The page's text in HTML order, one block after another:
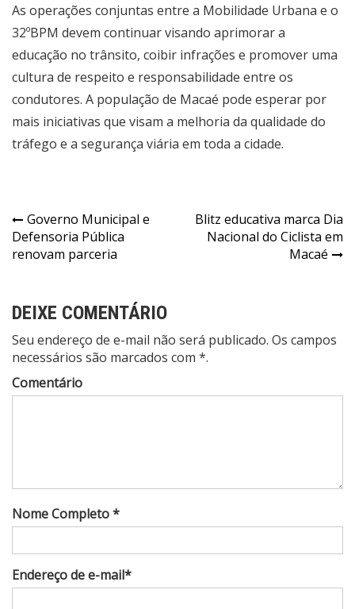
As operações conjuntas entre a Mobilidade Urbana e o
32ºBPM devem continuar visando aprimorar a
educação no trânsito, coibir infrações e promover uma
cultura de respeito e responsabilidade entre os
condutores. A população de Macaé pode esperar por
mais iniciativas que visam a melhoria da qualidade do
tráfego e a segurança viária em toda a cidade.
Governo Municipal e
Defensoria Pública
renovam parceria
Blitz educativa marca Dia
Nacional do Ciclista em
Macaé
DEIXE COMENTÁRIO
Seu endereço de e-mail não será publicado. Os campos
necessários são marcados com *.
Comentário
Nome Completo *
Endereço de e-mail*